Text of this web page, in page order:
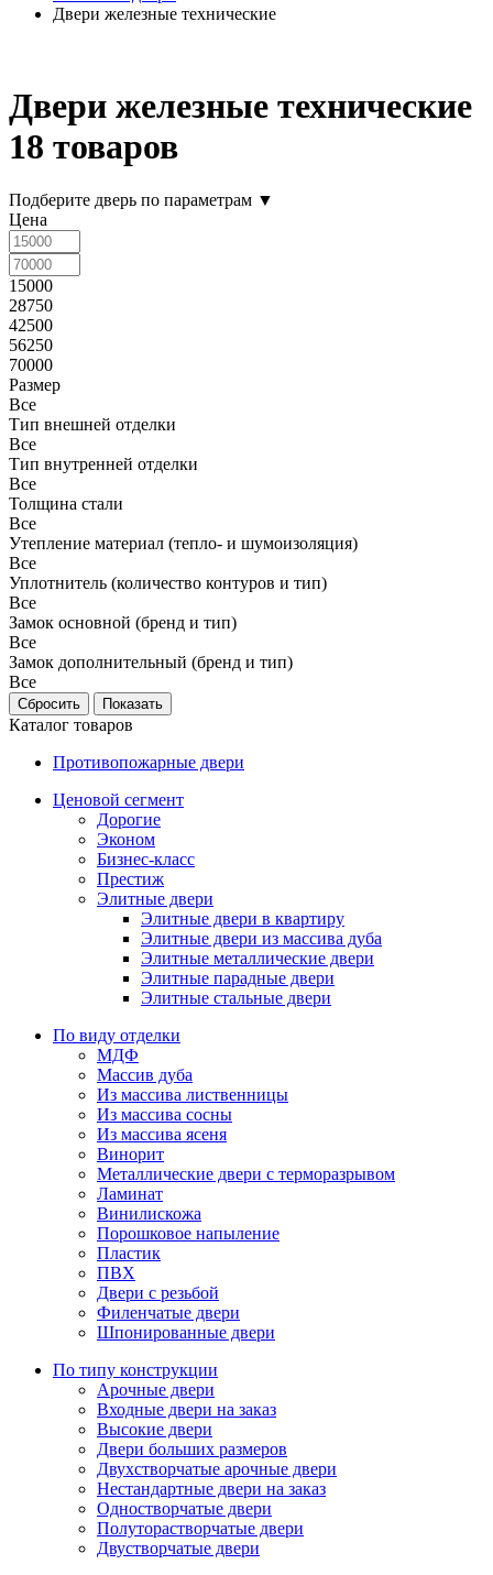
Двери железные технические
Двери железные технические
18 товаров
Подберите дверь по параметрам ▼
Цена
15000
28750
42500
56250
70000
Размер
Все
Тип внешней отделки
Все
Тип внутренней отделки
Все
Толщина стали
Все
Утепление материал (тепло- и шумоизоляция)
Все
Уплотнитель (количество контуров и тип)
Все
Замок основной (бренд и тип)
Все
Замок дополнительный (бренд и тип)
Все
Каталог товаров
Противопожарные двери
Ценовой сегмент
Дорогие
Эконом
Бизнес-класс
Престиж
Элитные двери
Элитные двери в квартиру
Элитные двери из массива дуба
Элитные металлические двери
Элитные парадные двери
Элитные стальные двери
По виду отделки
МДФ
Массив дуба
Из массива лиственницы
Из массива сосны
Из массива ясеня
Винорит
Металлические двери с терморазрывом
Ламинат
Винилискожа
Порошковое напыление
Пластик
ПВХ
Двери с резьбой
Филенчатые двери
Шпонированные двери
По типу конструкции
Арочные двери
Входные двери на заказ
Высокие двери
Двери больших размеров
Двухстворчатые арочные двери
Нестандартные двери на заказ
Одностворчатые двери
Полуторастворчатые двери
Двустворчатые двери